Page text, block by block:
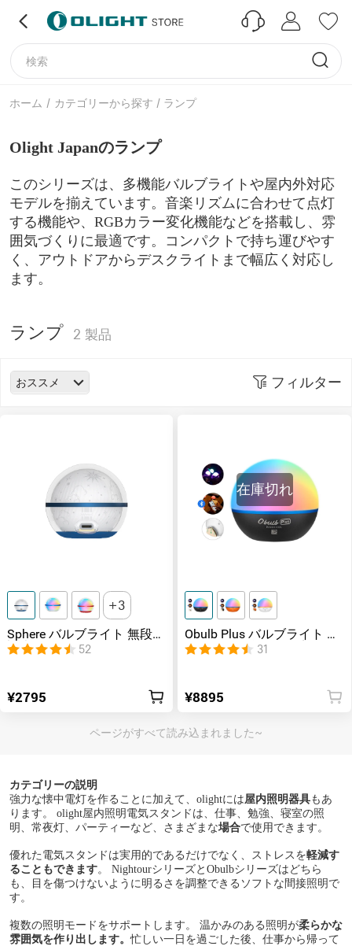
ホーム / カテゴリーから探す / ランプ
Olight Japanのランプ
このシリーズは、多機能バルブライトや屋内外対応
モデルを揃えています。音楽リズムに合わせて点灯
する機能や、 RGBカラー変化機能などを搭載し、雰
囲気づくりに最適です。コンパクトで持ち運びやす
く、アウトドアからデスクライトまで幅広く対応し
ます。
ランプ 2 製品
おススメ フィルター
3
Sphere バルブライト 無段階
調光
52
¥2795
在庫切れ
Obulb Plus バルブライト 音
楽リズムに合わせて点灯 雰
囲気づくり
31
¥8895
ページがすべて読み込まれました~
カテゴリーの説明
強力な懐中電灯を作ることに加えて、olightには屋内照明器具もあ
ります。 olight屋内照明電気スタンドは、仕事、勉強、寝室の照
明、常夜灯、パーティーなど、さまざまな場合で使用できます。
優れた電気スタンドは実用的であるだけでなく、ストレスを軽減す
ることもできます。 NightourシリーズとObulbシリーズはどちら
も、目を傷つけないように明るさを調整できるソフトな間接照明で
す。
複数の照明モードをサポートします。 温かみのある照明が柔らかな
雰囲気を作り出します。忙しい一日を過ごした後、仕事から帰って